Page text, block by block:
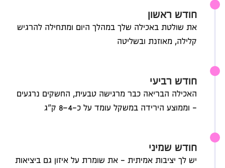
חודש ראשון
את שולטת באכילה שלך במהלך היום ומתחילה להרגיש
קלילה, מאוזנת ובשליטה
חודש רביעי
האכילה הבריאה כבר מרגישה טבעית, החשקים נרגעים
- וממוצע הירידה במשקל עומד על כ-4–8 ק״ג
חודש שמיני
יש לך יציבות אמיתית - את שומרת על איזון גם ביציאות